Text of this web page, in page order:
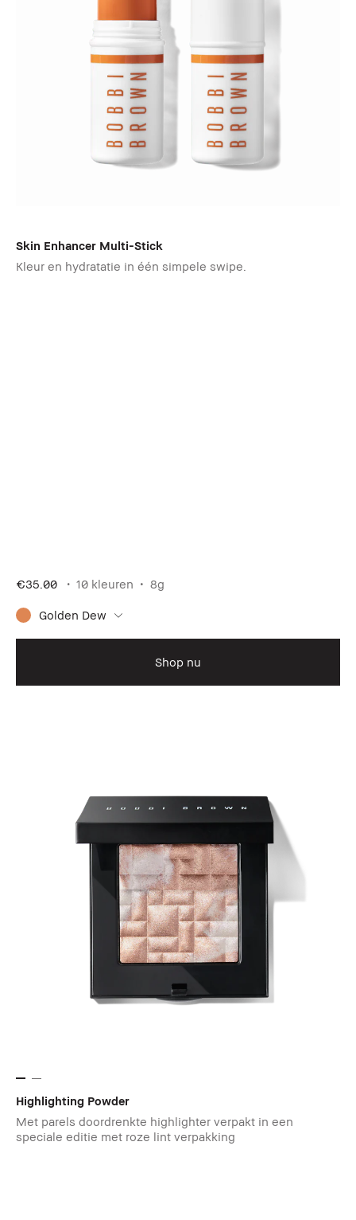
Skin Enhancer Multi-Stick
Kleur en hydratatie in één simpele swipe.
€35.00 10 kleuren 8g
Golden Dew
Shop nu
Highlighting Powder
Met parels doordrenkte highlighter verpakt in een
speciale editie met roze lint verpakking